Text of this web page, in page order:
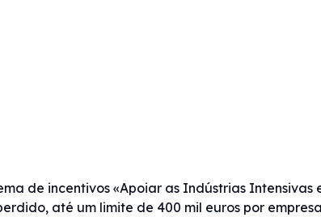
de incentivos «Apoiar as Indústrias Intensivas
até um limite de 400 mil euros por